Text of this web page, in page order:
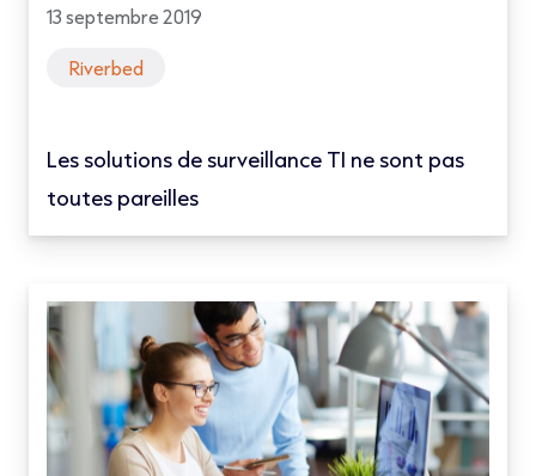
13 septembre 2019
Riverbed
Les solutions de surveillance TI ne sont pas
toutes pareilles